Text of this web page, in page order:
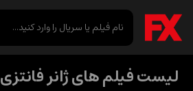
لیست فیلم های ژانر فانتزی